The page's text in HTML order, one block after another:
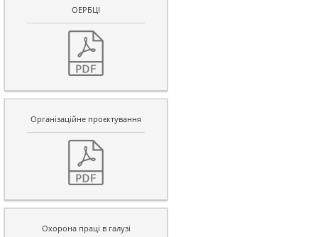
ОЕРБЦІ
Організаційне проєктування
Охорона праці в галузі